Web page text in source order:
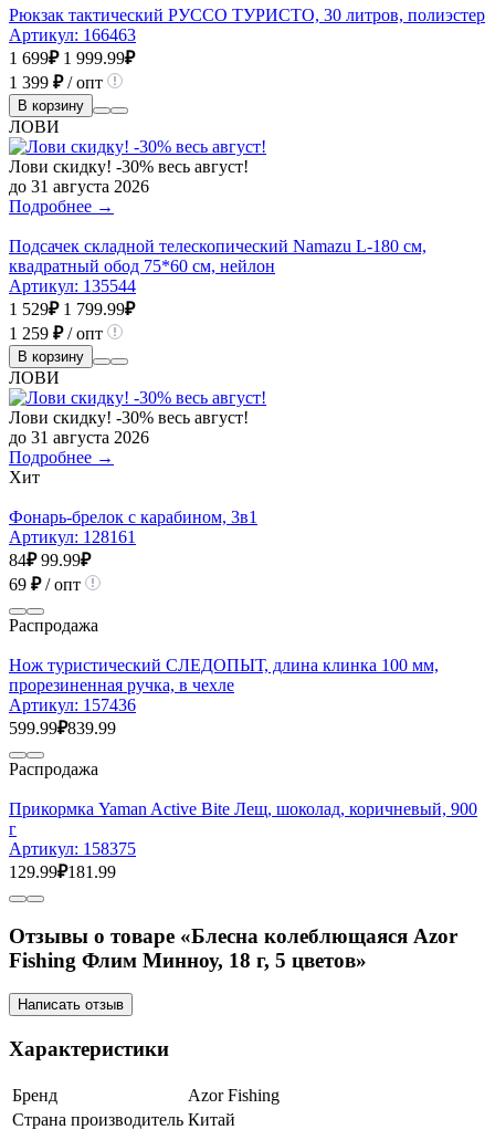
Рюкзак тактический РУССО ТУРИСТО, 30 литров, полиэстер
Артикул: 166463
1 699₽ 1 999.99₽
1 399 ₽/ опт
В корзину
ЛОВИ
Лови скидку! -30% весь август!
до 31 августа 2026
Подробнее →
Подсачек складной телескопический Namazu L-180 см,
квадратный обод 75*60 см, нейлон
Артикул: 135544
1 529₽ 1 799.99₽
1 259 ₽/ опт
В корзину
ЛОВИ
Лови скидку! -30% весь август!
до 31 августа 2026
Подробнее →
Хит
Фонарь-брелок с карабином, 3в1
Артикул: 128161
84₽ 99.99₽
69 ₽/ опт
Распродажа
Нож туристический СЛЕДОПЫТ, длина клинка 100 мм,
прорезиненная ручка, в чехле
Артикул: 157436
599.99₽839.99
Распродажа
Прикормка Yaman Active Bite Лещ, шоколад, коричневый, 900
г
Артикул: 158375
129.99₽181.99
Отзывы о товаре «Блесна колеблющаяся Azor
Fishing Флим Минноу, 18 г, 5 цветов»
Написать отзыв
Характеристики
Бренд
Azor Fishing
Страна производитель Китай